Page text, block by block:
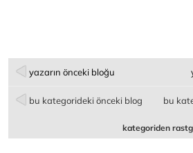
yazarın önceki bloğu
bu kategorideki önceki blog bu
kategoriden